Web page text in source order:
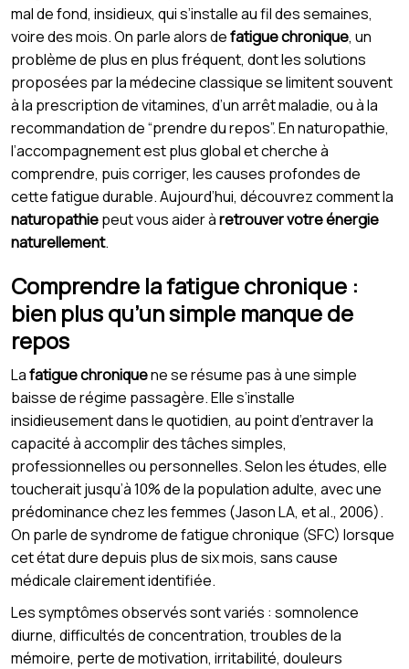
mal de fond, insidieux, qui s’installe au fil des semaines,
voire des mois. On parle alors defatigue chronique, un
problème de plus en plus fréquent, dont les solutions
proposées par la médecine classique se limitent souvent
à la prescription de vitamines, d’un arrêt maladie, ou à la
recommandation de “prendre du repos”. En naturopathie,
l’accompagnement est plus global et cherche à
comprendre, puis corriger, les causes profondes de
cette fatigue durable. Aujourd’hui, découvrez comment la
naturopathiepeut vous aider àretrouver votre énergie
naturellement.
Comprendre la fatigue chronique :
bien plus qu’un simple manque de
repos
Lafatigue chroniquene se résume pas à une simple
baisse de régime passagère. Elle s’installe
insidieusement dans le quotidien, au point d’entraver la
capacité à accomplir des tâches simples,
professionnelles ou personnelles. Selon les études, elle
toucherait jusqu’à 10% de la population adulte, avec une
prédominance chez les femmes (Jason LA, et al., 2006).
On parle de syndrome de fatigue chronique (SFC) lorsque
cet état dure depuis plus de six mois, sans cause
médicale clairement identifiée.
Les symptômes observés sont variés : somnolence
diurne, difficultés de concentration, troubles de la
mémoire, perte de motivation, irritabilité, douleurs